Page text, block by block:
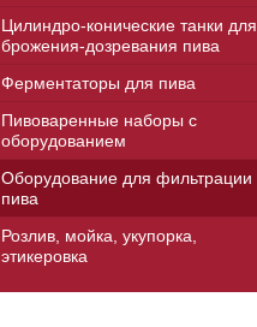
Цилиндро-конические танки для
брожения-дозревания пива
Ферментаторы для пива
Пивоваренные наборы с
оборудованием
Оборудование для фильтрации
пива
Розлив, мойка, укупорка,
этикеровка